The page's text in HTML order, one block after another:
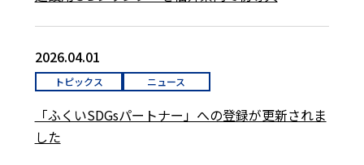
2026.04.01
トピックス ニュース
「ふくいSDGsパートナー」への登録が更新されま
した